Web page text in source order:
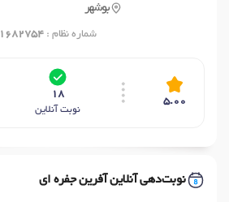
بوشهر
شماره نظام :1682754
5.00
18
نوبت آنلاین
نوبت‌دهی آنلاین آفرین جفره ای